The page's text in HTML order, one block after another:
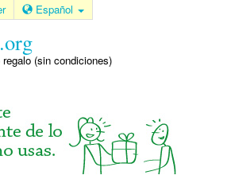
Español
(sin condiciones)